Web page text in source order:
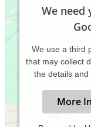
We need
We use a third
that may collect
the details and
More